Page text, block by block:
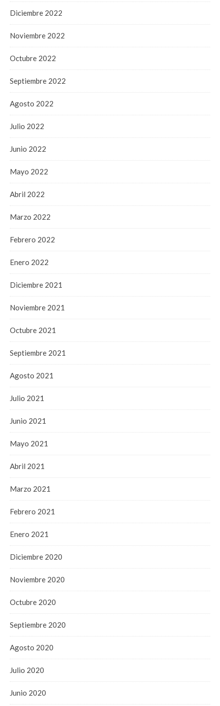
Diciembre 2022
Noviembre 2022
Octubre 2022
Septiembre 2022
Agosto 2022
Julio 2022
Junio 2022
Mayo 2022
Abril 2022
Marzo 2022
Febrero 2022
Enero 2022
Diciembre 2021
Noviembre 2021
Octubre 2021
Septiembre 2021
Agosto 2021
Julio 2021
Junio 2021
Mayo 2021
Abril 2021
Marzo 2021
Febrero 2021
Enero 2021
Diciembre 2020
Noviembre 2020
Octubre 2020
Septiembre 2020
Agosto 2020
Julio 2020
Junio 2020